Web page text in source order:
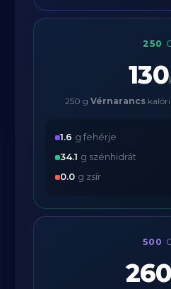
250
130
250 g Vérnarancs
1.6 g fehérje
34.1 g szénhidrát
0.0 g zsír
500
260